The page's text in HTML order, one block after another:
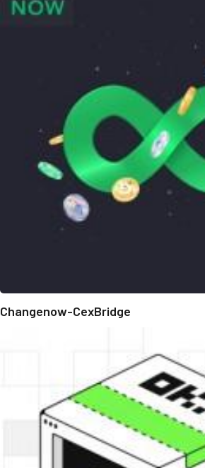
Changenow-CexBridge